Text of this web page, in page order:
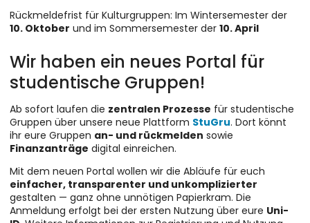
Rückmeldefrist für Kulturgruppen: Im Wintersemester der
10. Oktober und im Sommersemester der 10. April
Wir haben ein neues Portal für
studentische Gruppen!
Ab sofort laufen die zentralen Prozesse für studentische
Gruppen über unsere neue Plattform StuGru. Dort könnt
ihr eure Gruppen an- und rückmelden sowie
Finanzanträge digital einreichen.
Mit dem neuen Portal wollen wir die Abläufe für euch
einfacher, transparenter und unkomplizierter
gestalten — ganz ohne unnötigen Papierkram. Die
Anmeldung erfolgt bei der ersten Nutzung über eure Uni-